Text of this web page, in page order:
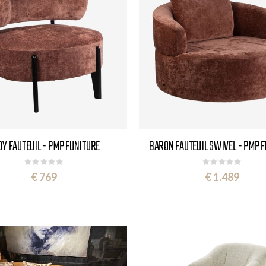
FAUTEUIL - PMP FUNITURE
Rating:
0%
€ 769
BARON FAUTEUIL SWIVEL - PMP
Rating:
0%
€ 1.489